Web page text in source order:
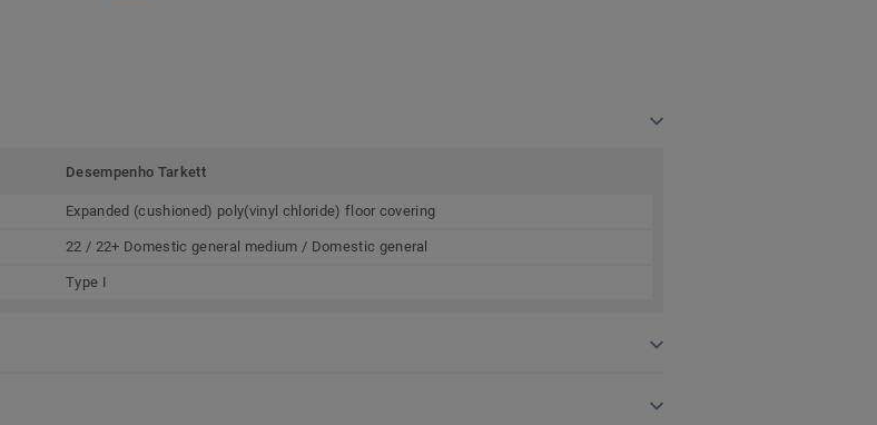
Desempenho Tarkett
Expanded (cushioned) poly(vinyl chloride) floor covering
22 / 22+ Domestic general medium / Domestic general
Type I